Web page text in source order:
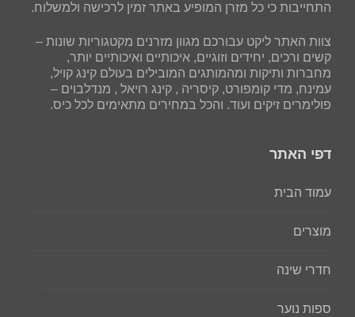
התחייבות כי כל מזרן המופיע באתר זמין לרכישה ולמשלוח.
צוות האתר ליקט עבורכם מגוון מזרנים מקטגוריות שונות –
קשים ורכים, יחידים וזוגיים, איכותיים ואיכותיים יותר,
מחברות ותיקות ומהמותגים המובילים בעולם קינג קויל,
עמינח, מדי קומפורט, קיסריה , קינג רויאל , מנדלבוים –
פולימרים זיקים ועוד. והכל במחירים מתאימים לכל כיס.
דפי האתר
עמוד הבית
מוצרים
חדרי שינה
ספות נוער